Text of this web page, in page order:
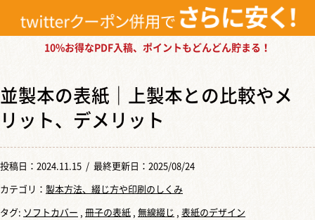
10%お得なPDF入稿、ポイントもどんどん貯まる！
並製本の表紙｜上製本との比較やメ
リット、デメリット
投稿日： 2024.11.15 / 最終更新日：2025/08/24
カテゴリ： 製本方法、綴じ方や印刷のしくみ
タグ: ソフトカバー 冊子の表紙 無線綴じ 表紙のデザイン